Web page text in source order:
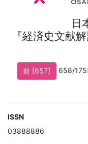
日
『経済史文献
前 [657] 658/
ISSN
03888886